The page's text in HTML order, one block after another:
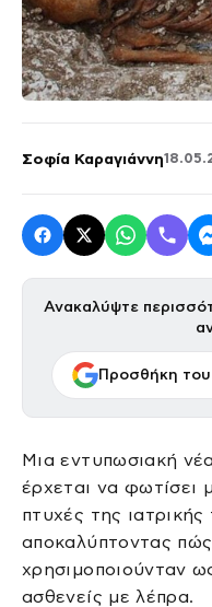
Σοφία Καραγιάννη
Ανακαλύψτε
Προσθήκη
Μια εντυπωσιακή
έρχεται να φωτίσει
πτυχές της
αποκαλύπτοντας
χρησιμοποιούνταν
ασθενείς με λέπρα.